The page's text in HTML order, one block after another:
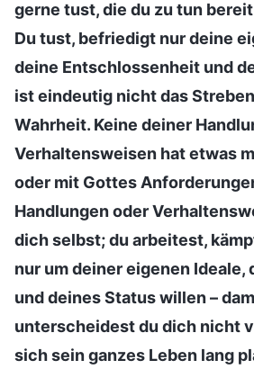
gerne tust, die du zu tun
Du tust, befriedigt nur deine
deine Entschlossenheit und
ist eindeutig nicht das
Wahrheit. Keine deiner
Verhaltensweisen hat etwas
oder mit Gottes
Handlungen oder
dich selbst; du arbeitest,
nur um deiner eigenen Ideale,
und deines Status willen –
unterscheidest du dich nicht
sich sein ganzes Leben lang